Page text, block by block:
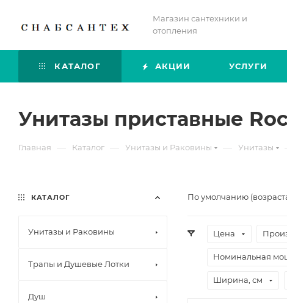
Магазин сантехники и
отопления
КАТАЛОГ АКЦИИ УСЛУГИ
Унитазы приставные
Главная — Каталог — Унитазы и Раковины — Унитазы
По умолчанию
Цена
Номинальная
Ширина, см
КАТАЛОГ
Унитазы и Раковины
Трапы и Душевые Лотки
Душ